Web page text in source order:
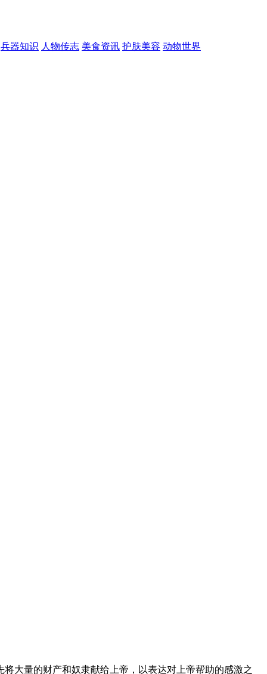
兵器知识 人物传志 美食资讯 护肤美容 动物世界
将大量的财产和奴隶献给上帝，以表达对上帝帮助的感激之